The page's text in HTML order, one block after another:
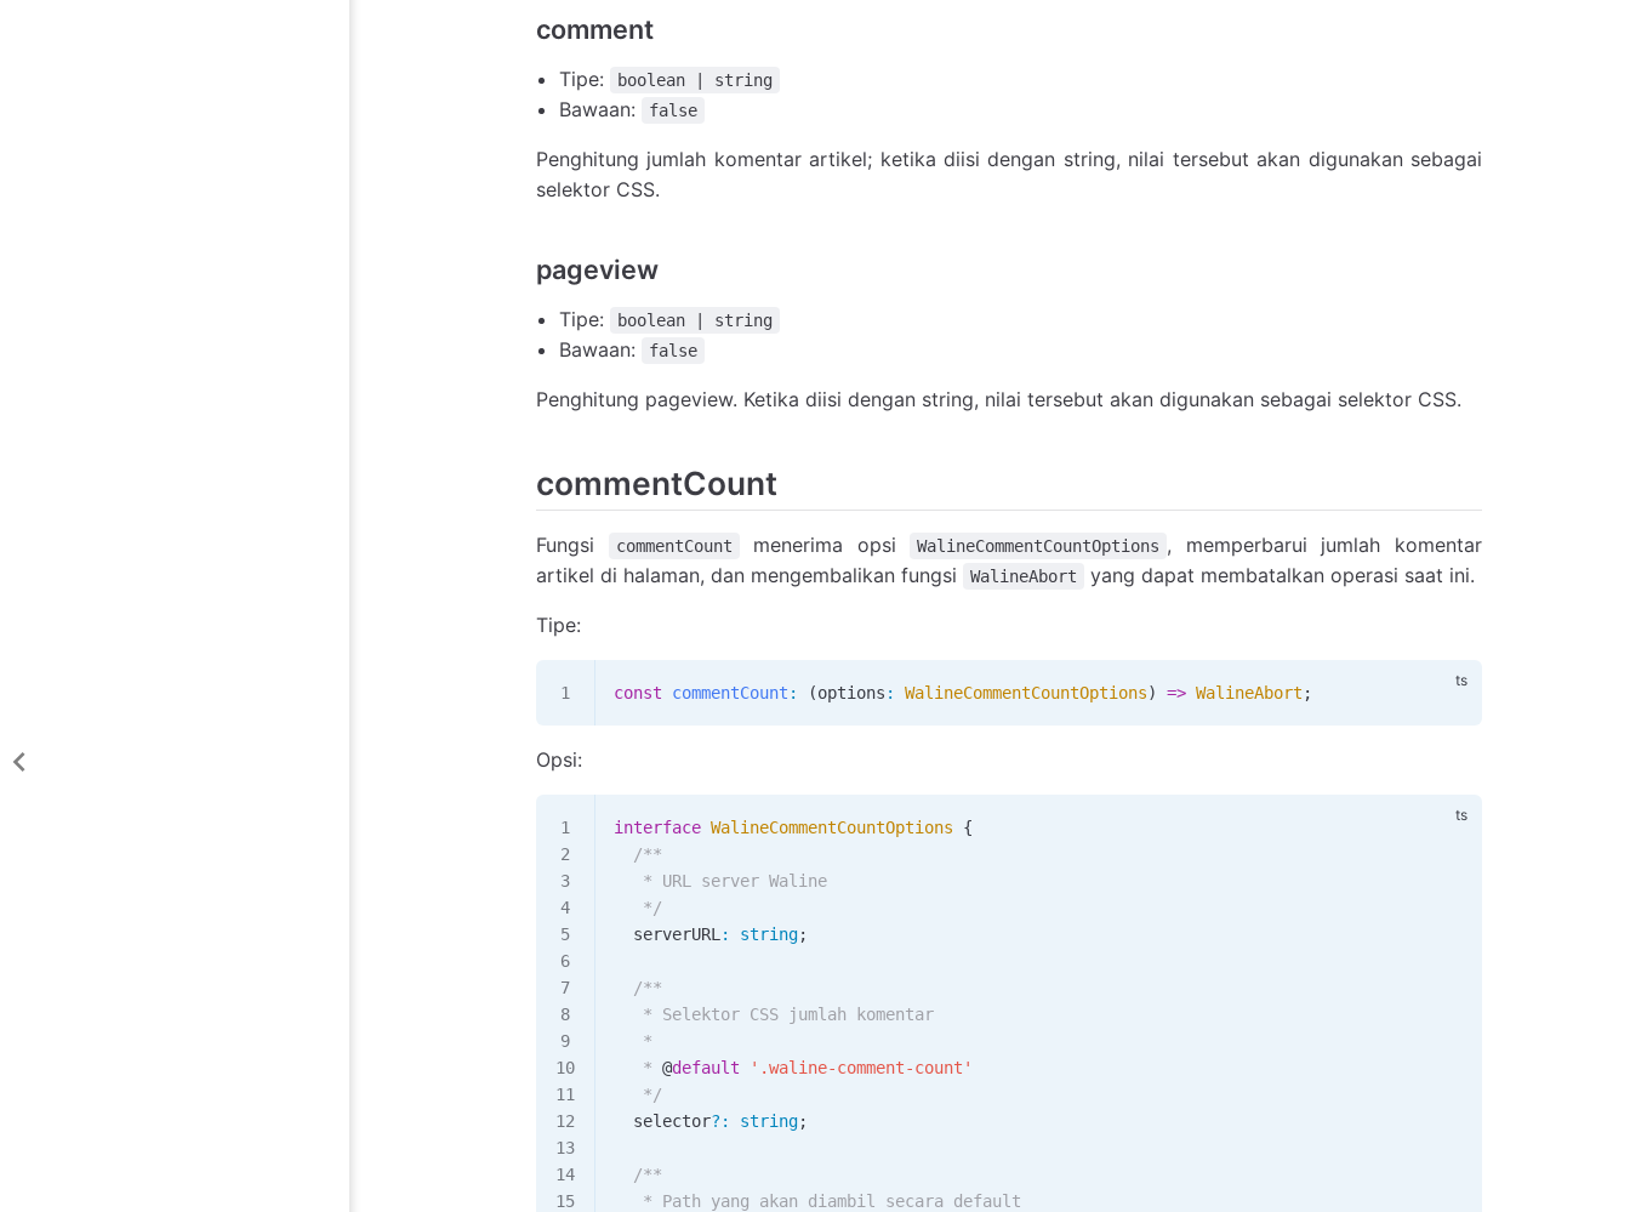
comment
Tipe: boolean | string
Bawaan: false
Penghitung jumlah komentar artikel; ketika diisi dengan string, nilai tersebut akan digunakan sebagai
selektor CSS.
pageview
Tipe: boolean | string
Bawaan: false
Penghitung pageview. Ketika diisi dengan string, nilai tersebut akan digunakan sebagai selektor CSS.
commentCount
Fungsi commentCount menerima opsi WalineCommentCountOptions , memperbarui jumlah komentar
artikel di halaman, dan mengembalikan fungsi
WalineAbort yang dapat membatalkan operasi saat ini.
Tipe:
const commentCount : (options : WalineCommentCountOptions) => WalineAbort ;
Opsi:
interface WalineCommentCountOptions {
  /**
   * URL server Waline
   */
  serverURL
: string;
  /**
   * Selektor CSS jumlah komentar
   *
   *
@default ' .waline-comment-count '
   */
  selector
? : string;
  /**
   * Path yang akan diambil secara default